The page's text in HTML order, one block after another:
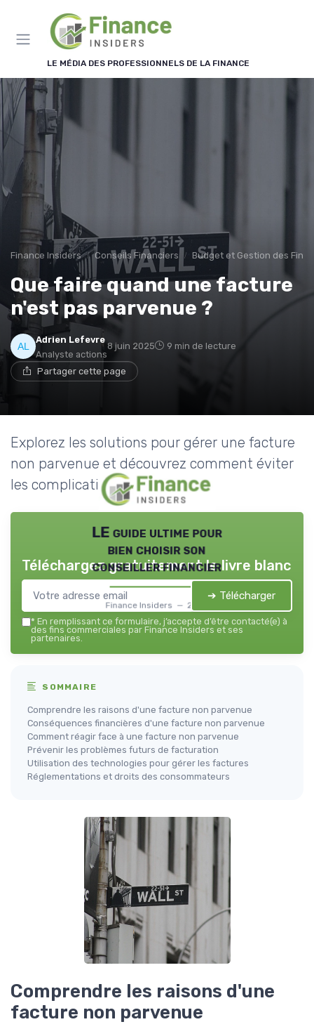
LE MÉDIA DES PROFESSIONNELS DE LA FINANCE
Finance Insiders Conseils Financiers Budget et Gestion des
Que faire quand une facture
n'est pas parvenue ?
Adrien Lefevre
Analyste actions
8 juin 2025 9 min de lecture
Partager cette page
Explorez les solutions pour gérer une facture
non parvenue et découvrez comment éviter
les complications financières.
LE guide ultime pour
bien choisir son
conseiller financier
Finance Insiders — 2026
Téléchargez gratuitement le livre blanc
➔ Télécharger
* En remplissant ce formulaire, j’accepte d’être contacté(e) à
des fins commerciales par Finance Insiders et ses
partenaires.
SOMMAIRE
Comprendre les raisons d'une facture non parvenue
Conséquences financières d'une facture non parvenue
Comment réagir face à une facture non parvenue
Prévenir les problèmes futurs de facturation
Utilisation des technologies pour gérer les factures
Réglementations et droits des consommateurs
Comprendre les raisons d'une
facture non parvenue